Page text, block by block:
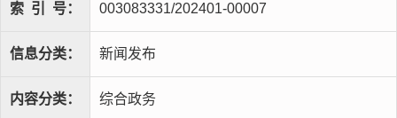
索 引 号： 003083331/202401-00007
信息分类： 新闻发布
内容分类： 综合政务